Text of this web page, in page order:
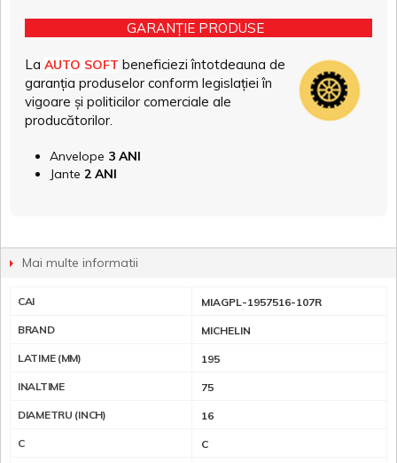
GARANȚIE PRODUSE
La AUTO SOFT beneficiezi întotdeauna de
garanția produselor conform legislației în
vigoare și politicilor comerciale ale
producătorilor.
Anvelope 3 ANI
Jante 2 ANI
Mai multe informatii
CAI MIAGPL-1957516-107R
BRAND MICHELIN
LATIME (MM) 195
INALTIME 75
DIAMETRU (INCH) 16
C C